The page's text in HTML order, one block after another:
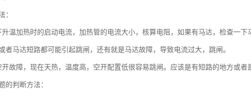
：
温加热时的启动电流，加热管的电流大小，核算电阻，如果有马达，检查一下
者马达短路都可能引起跳闸，还有就是马达故障，导致电流过大，跳闸。
故障，现在天热，温度高，空开配置低很容易跳闸。应该是有短路的地方或者
的判断方法：